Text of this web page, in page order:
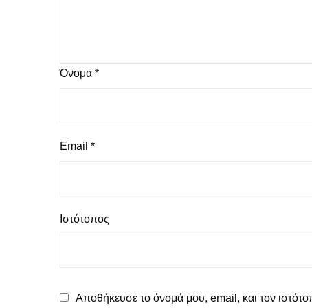
Όνομα *
Email *
Ιστότοπος
Αποθήκευσε το όνομά μου, email, και τον